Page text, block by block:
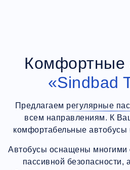
Комфортные
«Sindbad
Предлагаем регулярные
всем направлениям. К
комфортабельные автобусы
Автобусы оснащены многими
пассивной безопасности,